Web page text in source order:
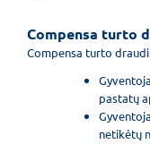
Compensa turto
Compensa turto
pastatų
netikėtų